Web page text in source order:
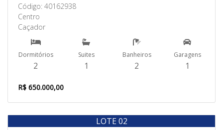
Código: 40162938
Centro
Caçador
Dormitórios
2
Suites
1
Banheiros
2
Garagens
1
R$ 650.000,00
Venda
LOTE 02